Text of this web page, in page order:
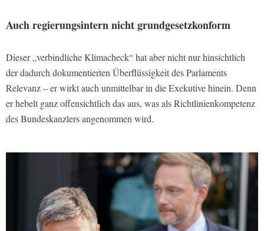
Auch regierungsintern nicht grundgesetzkonform
Dieser „verbindliche Klimacheck“ hat aber nicht nur hinsichtlich
der dadurch dokumentierten Überflüssigkeit des Parlaments
Relevanz – er wirkt auch unmittelbar in die Exekutive hinein. Denn
er hebelt ganz offensichtlich das aus, was als Richtlinienkompetenz
des Bundeskanzlers angenommen wird.